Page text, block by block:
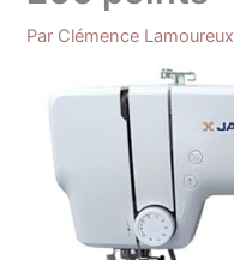
Par Clémence Lamoureux